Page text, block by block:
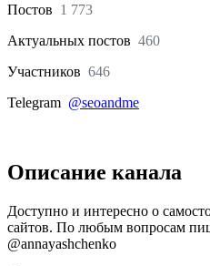
Постов 1 773
Актуальных постов 460
Участников 646
Telegram @seoandme
Описание канала
Доступно и интересно о
сайтов. По любым вопросам
@annayashchenko